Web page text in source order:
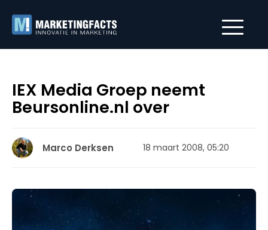
IEX Media Groep neemt
Beursonline.nl over
Marco Derksen 18 maart 2008, 05:20